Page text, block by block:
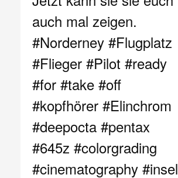
auch mal zeigen.
#Norderney #Flugplatz
#Flieger #Pilot #ready
#for #take #off
#kopfhörer #Elinchrom
#deepocta #pentax
#645z #colorgrading
#cinematography #insel